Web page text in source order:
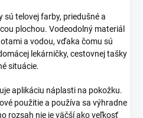
telovej farby, priedušné a
plochou. Vodeodolný materiál
a vodou, vďaka čomu sú
lekárničky, cestovnej tašky
situácie.
aplikáciu náplasti na pokožku.
použitie a používa sa výhradne
rozsah nie je väčší ako veľkosť